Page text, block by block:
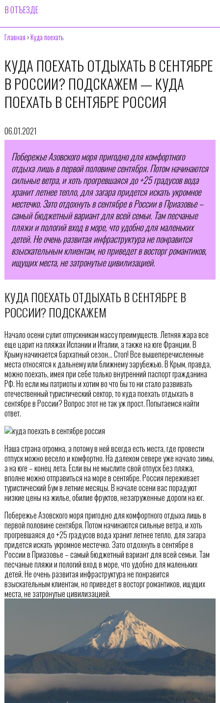
В ОТЪЕЗДЕ
Главная ›Куда поехать
КУДА ПОЕХАТЬ ОТДЫХАТЬ В СЕНТЯБРЕ
В РОССИИ? ПОДСКАЖЕМ — КУДА
ПОЕХАТЬ В СЕНТЯБРЕ РОССИЯ
06.01.2021
Побережье Азовского моря пригодно для комфортного
отдыха лишь в первой половине сентября. Потом начинаются
сильные ветра, и хоть прогревшаяся до +25 градусов вода
хранит летнее тепло, для загара придется искать укромное
местечко. Зато отдохнуть в сентябре в России в Приазовье –
самый бюджетный вариант для всей семьи. Там песчаные
пляжи и пологий вход в море, что удобно для маленьких
детей. Не очень развитая инфраструктура не понравится
взыскательным клиентам, но приведет в восторг романтиков,
ищущих места, не затронутые цивилизацией.
КУДА ПОЕХАТЬ ОТДЫХАТЬ В СЕНТЯБРЕ В
РОССИИ? ПОДСКАЖЕМ
Начало осени сулит отпускникам массу преимуществ. Летняя жара все
еще царит на пляжах Испании и Италии, а также на юге Франции. В
Крыму начинается бархатный сезон… Стоп! Все вышеперечисленные
места относятся к дальнему или ближнему зарубежью. В Крым, правда,
можно поехать, имея при себе только внутренний паспорт гражданина
РФ. Но если мы патриоты и хотим во что бы то ни стало развивать
отечественный туристический сектор, то куда поехать отдыхать в
сентябре в России? Вопрос этот не так уж прост. Попытаемся найти
ответ.
Наша страна огромна, а потому в ней всегда есть места, где провести
отпуск можно весело и комфортно. На далеком севере уже начало зимы,
а на юге – конец лета. Если вы не мыслите свой отпуск без пляжа,
вполне можно отправиться на море в сентябре. Россия переживает
туристический бум в летние месяцы. В начале осени вас порадуют
низкие цены на жилье, обилие фруктов, незагруженные дороги на юг.
Побережье Азовского моря пригодно для комфортного отдыха лишь в
первой половине сентября. Потом начинаются сильные ветра, и хоть
прогревшаяся до +25 градусов вода хранит летнее тепло, для загара
придется искать укромное местечко. Зато отдохнуть в сентябре в
России в Приазовье – самый бюджетный вариант для всей семьи. Там
песчаные пляжи и пологий вход в море, что удобно для маленьких
детей. Не очень развитая инфраструктура не понравится
взыскательным клиентам, но приведет в восторг романтиков, ищущих
места, не затронутые цивилизацией.